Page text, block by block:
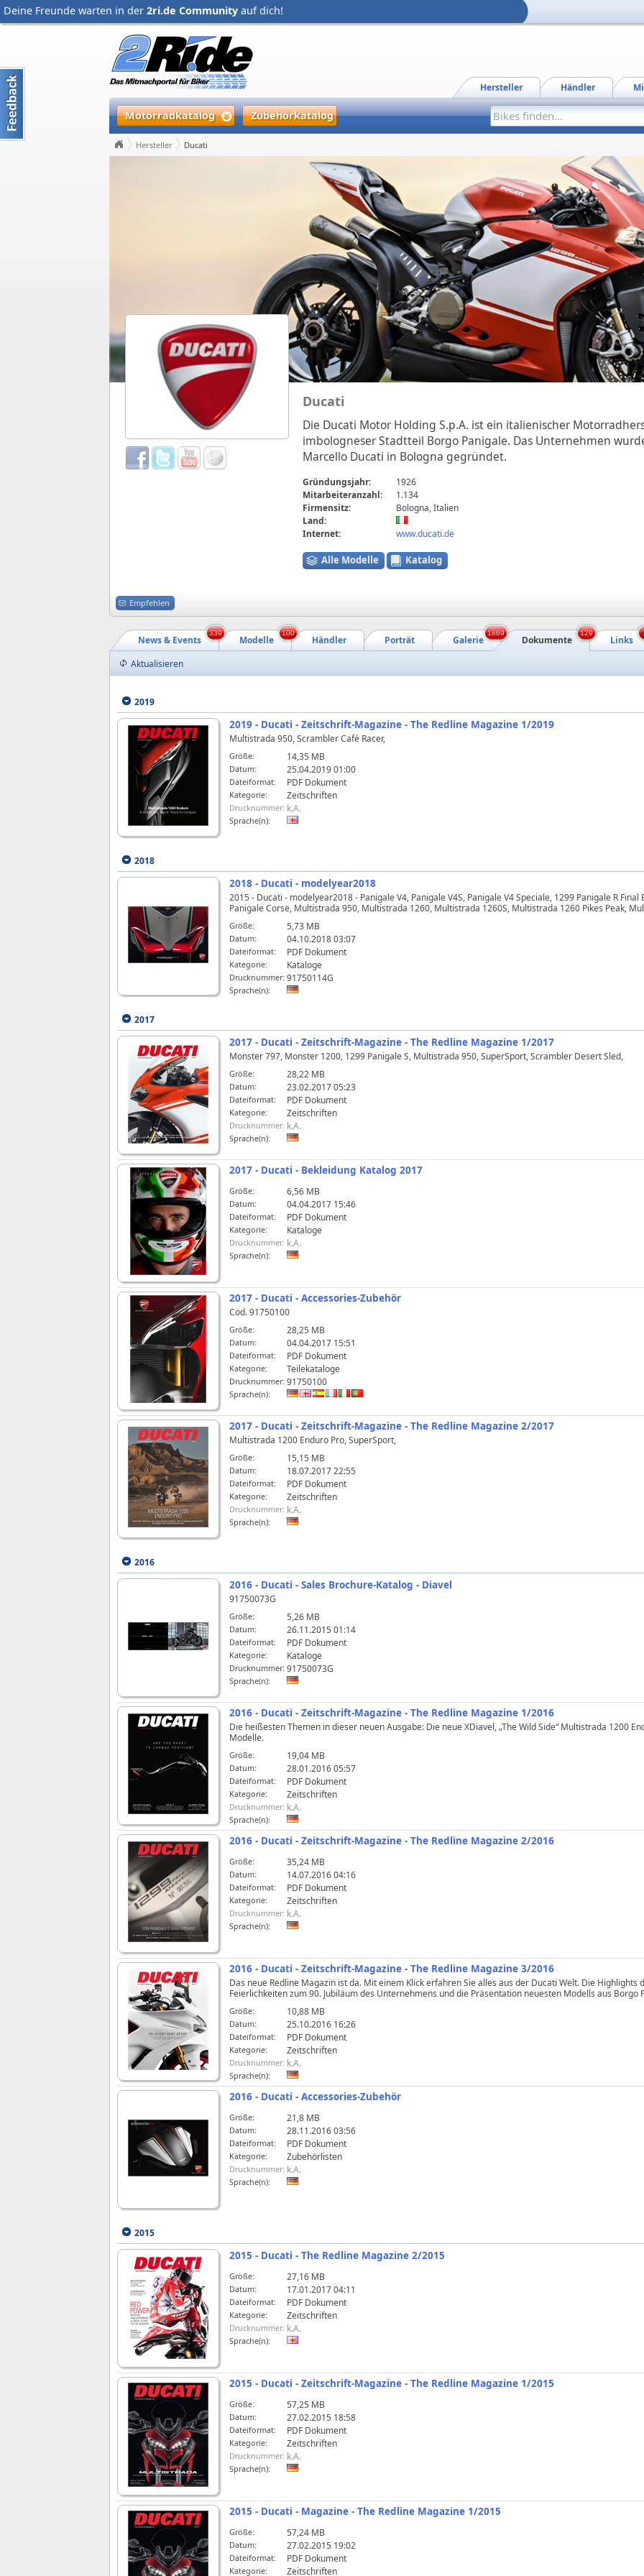
Deine Freunde warten in der 2ri.de Community auf dich!
Händler
Hersteller
Motorradkatalog Zubehörkatalog
Hersteller Ducati
Ducati
Die Ducati Motor Holding S.p.A. ist ein italienischer
imbologneser Stadtteil Borgo Panigale. Das Unternehmen
Marcello Ducati in Bologna gegründet.
Gründungsjahr:
1926
Mitarbeiteranzahl:
1.134
Firmensitz:
Bologna, Italien
Land:
Internet:
www.ducati.de
Alle Modelle Katalog
Empfehlen
Links
Dokumente
Galerie
Porträt
Händler
Modelle
News & Events
339 100 1869 129
Aktualisieren
2019
2019 - Ducati - Zeitschrift-Magazine - The Redline Magazine 1/2019
Multistrada 950, Scrambler Café Racer,
Größe: 14,35 MB
Datum: 25.04.2019 01:00
Dateiformat: PDF Dokument
Kategorie: Zeitschriften
Drucknummer: k.A.
Sprache(n):
2018
2018 - Ducati - modelyear2018
2015 - Ducati - modelyear2018 - Panigale V4, Panigale V4S, Panigale V4 Speciale, 1299 Panigale R
Panigale Corse, Multistrada 950, Multistrada 1260, Multistrada 1260S, Multistrada 1260 Pikes Peak,
Größe: 5,73 MB
Datum: 04.10.2018 03:07
Dateiformat: PDF Dokument
Kategorie: Kataloge
Drucknummer: 91750114G
Sprache(n):
2017
2017 - Ducati - Zeitschrift-Magazine - The Redline Magazine 1/2017
Monster 797, Monster 1200, 1299 Panigale S, Multistrada 950, SuperSport, Scrambler Desert Sled,
Größe: 28,22 MB
Datum: 23.02.2017 05:23
Dateiformat: PDF Dokument
Kategorie: Zeitschriften
Drucknummer: k.A.
Sprache(n):
2017 - Ducati - Bekleidung Katalog 2017
Größe: 6,56 MB
Datum: 04.04.2017 15:46
Dateiformat: PDF Dokument
Kategorie: Kataloge
Drucknummer: k.A.
Sprache(n):
2017 - Ducati - Accessories-Zubehör
Cod. 91750100
Größe: 28,25 MB
Datum: 04.04.2017 15:51
Dateiformat: PDF Dokument
Kategorie: Teilekataloge
Drucknummer: 91750100
Sprache(n):
2017 - Ducati - Zeitschrift-Magazine - The Redline Magazine 2/2017
Multistrada 1200 Enduro Pro, SuperSport,
Größe: 15,15 MB
Datum: 18.07.2017 22:55
Dateiformat: PDF Dokument
Kategorie: Zeitschriften
Drucknummer: k.A.
Sprache(n):
2016
2016 - Ducati - Sales Brochure-Katalog - Diavel
91750073G
Größe: 5,26 MB
Datum: 26.11.2015 01:14
Dateiformat: PDF Dokument
Kategorie: Kataloge
Drucknummer: 91750073G
Sprache(n):
2016 - Ducati - Zeitschrift-Magazine - The Redline Magazine 1/2016
Die heißesten Themen in dieser neuen Ausgabe: Die neue XDiavel, „The Wild Side“ Multistrada 1200
Modelle.
Größe: 19,04 MB
Datum: 28.01.2016 05:57
Dateiformat: PDF Dokument
Kategorie: Zeitschriften
Drucknummer: k.A.
Sprache(n):
2016 - Ducati - Zeitschrift-Magazine - The Redline Magazine 2/2016
Größe: 35,24 MB
Datum: 14.07.2016 04:16
Dateiformat: PDF Dokument
Kategorie: Zeitschriften
Drucknummer: k.A.
Sprache(n):
2016 - Ducati - Zeitschrift-Magazine - The Redline Magazine 3/2016
Das neue Redline Magazin ist da. Mit einem Klick erfahren Sie alles aus der Ducati Welt. Die Highlights
Feierlichkeiten zum 90. Jubiläum des Unternehmens und die Präsentation neuesten Modells aus Borgo
Größe: 10,88 MB
Datum: 25.10.2016 16:26
Dateiformat: PDF Dokument
Kategorie: Zeitschriften
Drucknummer: k.A.
Sprache(n):
2016 - Ducati - Accessories-Zubehör
Größe: 21,8 MB
Datum: 28.11.2016 03:56
Dateiformat: PDF Dokument
Kategorie: Zubehörlisten
Drucknummer: k.A.
Sprache(n):
2015
2015 - Ducati - The Redline Magazine 2/2015
Größe: 27,16 MB
Datum: 17.01.2017 04:11
Dateiformat: PDF Dokument
Kategorie: Zeitschriften
Drucknummer: k.A.
Sprache(n):
2015 - Ducati - Zeitschrift-Magazine - The Redline Magazine 1/2015
Größe: 57,25 MB
Datum: 27.02.2015 18:58
Dateiformat: PDF Dokument
Kategorie: Zeitschriften
Drucknummer: k.A.
Sprache(n):
2015 - Ducati - Magazine - The Redline Magazine 1/2015
Größe: 57,24 MB
Datum: 27.02.2015 19:02
Dateiformat: PDF Dokument
Kategorie: Zeitschriften